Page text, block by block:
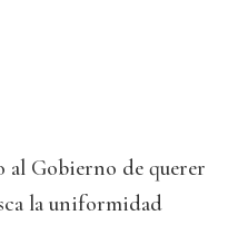
al Gobierno de querer
la uniformidad